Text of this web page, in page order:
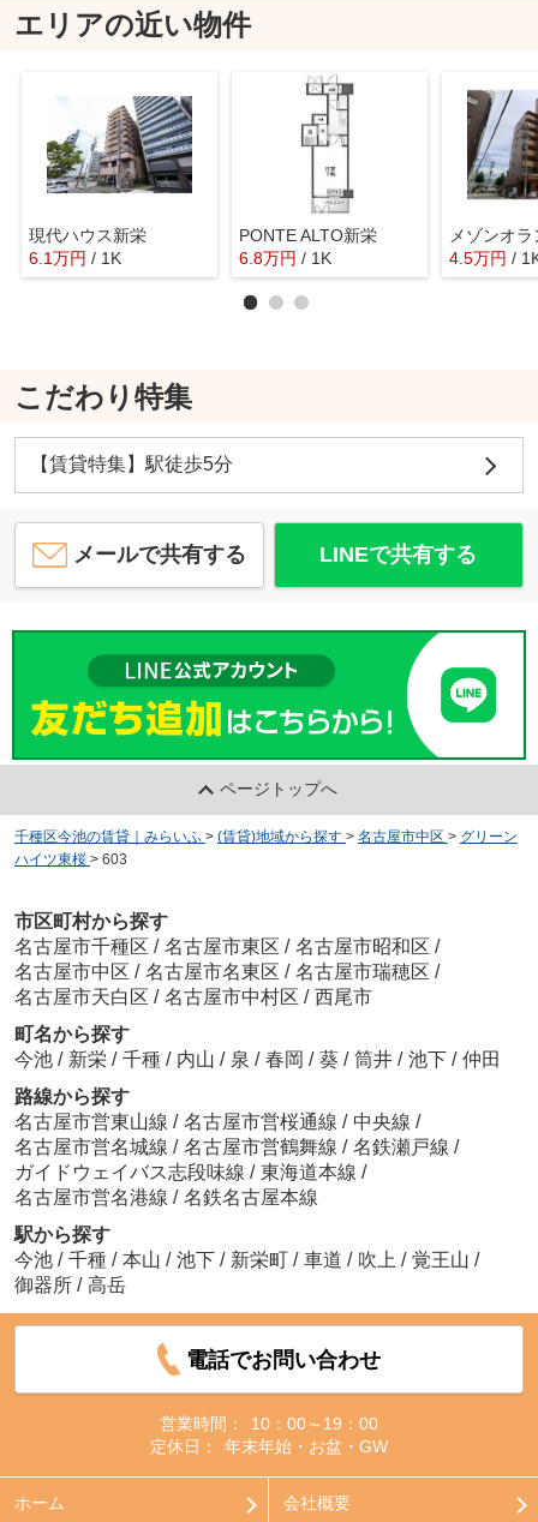
エリアの近い物件
現代ハウス新栄
6.1万円 / 1K
PONTE ALTO新栄
6.8万円 / 1K
メゾンオ
4.5万円 /
こだわり特集
【賃貸特集】駅徒歩5分
メールで共有する LINEで共有する
ページトップへ
千種区今池の賃貸｜みらいふ > (賃貸)地域から探す > 名古屋市中区 > グリーン
ハイツ東桜 > 603
市区町村から探す
名古屋市千種区 / 名古屋市東区 / 名古屋市昭和区 /
名古屋市中区 / 名古屋市名東区 / 名古屋市瑞穂区 /
名古屋市天白区 / 名古屋市中村区 / 西尾市
町名から探す
今池 / 新栄 / 千種 / 内山 / 泉 / 春岡 / 葵 / 筒井 / 池下 / 仲田
路線から探す
名古屋市営東山線 / 名古屋市営桜通線 / 中央線 /
名古屋市営名城線 / 名古屋市営鶴舞線 / 名鉄瀬戸線 /
ガイドウェイバス志段味線 / 東海道本線 /
名古屋市営名港線 / 名鉄名古屋本線
駅から探す
今池 / 千種 / 本山 / 池下 / 新栄町 / 車道 / 吹上 / 覚王山 /
御器所 / 高岳
電話でお問い合わせ
営業時間：
10：00～19：00
定休日：
年末年始・お盆・GW
ホーム 会社概要